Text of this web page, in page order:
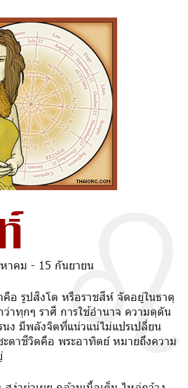
าคม - 15 กันยายน
อ รูปสิงโต หรือราชสีห์ จัดอยู่ในธาตุ
าทุกๆ ราศี การใช้อำนาจ ความดุดัน
นง มีพลังจิตที่แน่วแน่ไม่แปรเปลี่ยน
ะตาชีวิตคือ พระอาทิตย์ หมายถึงความ